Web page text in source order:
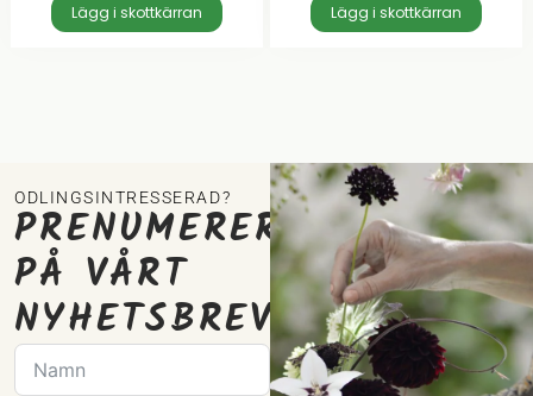
Lägg i skottkärran Lägg i skottkärran
ODLINGSINTRESSERAD?
PRENUMERERA
PÅ VÅRT
NYHETSBREV